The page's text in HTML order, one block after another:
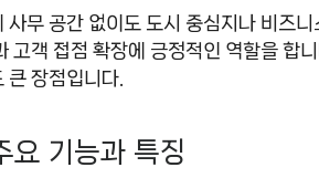
사무 공간 없이도 도시 중심지나 비즈
고객 접점 확장에 긍정적인 역할을 합
큰 장점입니다.
요 기능과 특징